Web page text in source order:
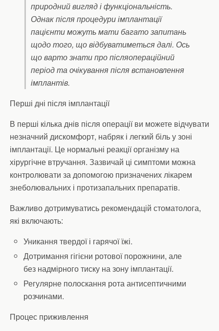
природний вигляд і функціональність.
Однак після процедури імплантації
пацієнти можуть мати багато запитань
щодо того, що відбуватиметься далі. Ось
що варто знати про післяопераційний
період та очікування після встановлення
імплантів.
Перші дні після імплантації
В перші кілька днів після операції ви можете відчувати
незначний дискомфорт, набряк і легкий біль у зоні
імплантації. Це нормальні реакції організму на
хірургічне втручання. Зазвичай ці симптоми можна
контролювати за допомогою призначених лікарем
знеболювальних і протизапальних препаратів.
Важливо дотримуватись рекомендацій стоматолога,
які включають:
Уникання твердої і гарячої їжі.
Дотримання гігієни ротової порожнини, але
без надмірного тиску на зону імплантації.
Регулярне полоскання рота антисептичними
розчинами.
Процес приживлення